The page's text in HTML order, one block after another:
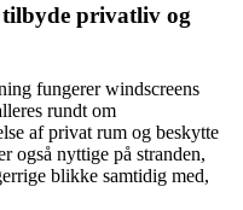
privatliv og
fungerer windscreens
rundt om
af privat rum og beskytte
også nyttige på stranden,
blikke samtidig med,